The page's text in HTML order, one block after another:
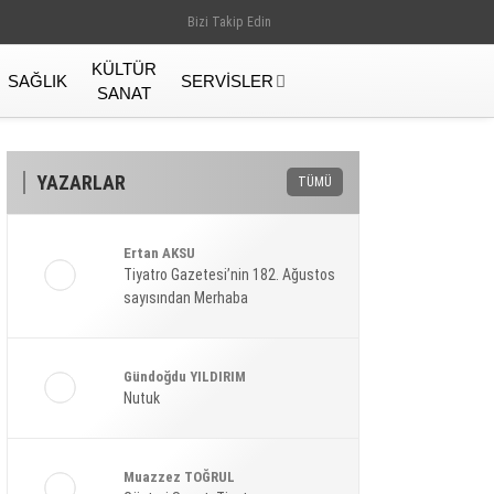
Bizi Takip Edin
SAĞLIK
KÜLTÜR
SANAT
SERVISLER
YAZARLAR TÜMÜ
Ertan AKSU
Tiyatro Gazetesi’nin 182. Ağustos
sayısından Merhaba
Gündoğdu YILDIRIM
Nutuk
Muazzez TOĞRUL